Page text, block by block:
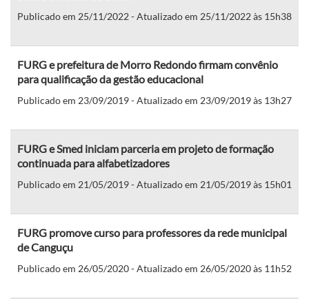
Publicado em 25/11/2022 - Atualizado em 25/11/2022 às 15h38
FURG e prefeitura de Morro Redondo firmam convênio
para qualificação da gestão educacional
Publicado em 23/09/2019 - Atualizado em 23/09/2019 às 13h27
FURG e Smed iniciam parceria em projeto de formação
continuada para alfabetizadores
Publicado em 21/05/2019 - Atualizado em 21/05/2019 às 15h01
FURG promove curso para professores da rede municipal
de Canguçu
Publicado em 26/05/2020 - Atualizado em 26/05/2020 às 11h52